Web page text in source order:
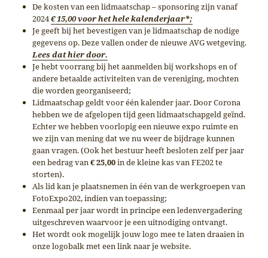
De kosten van een lidmaatschap – sponsoring zijn vanaf
2024€ 15,00 voor het hele kalenderjaar*;
Je geeft bij het bevestigen van je lidmaatschap de nodige
gegevens op. Deze vallen onder de nieuwe AVG wetgeving.
Lees dat hier door.
Je hebt voorrang bij het aanmelden bij workshops en of
andere betaalde activiteiten van de vereniging, mochten
die worden georganiseerd;
Lidmaatschap geldt voor één kalender jaar. Door Corona
hebben we de afgelopen tijd geen lidmaatschapgeld geïnd.
Echter we hebben voorlopig een nieuwe expo ruimte en
we zijn van mening dat we nu weer de bijdrage kunnen
gaan vragen. (Ook het bestuur heeft besloten zelf per jaar
een bedrag van€ 25,00in de kleine kas van FE202 te
storten).
Als lid kan je plaatsnemen in één van de werkgroepen van
FotoExpo202, indien van toepassing;
Eenmaal per jaar wordt in principe een ledenvergadering
uitgeschreven waarvoor je een uitnodiging ontvangt.
Het wordt ook mogelijk jouw logo mee te laten draaien in
onze logobalk met een link naar je website.